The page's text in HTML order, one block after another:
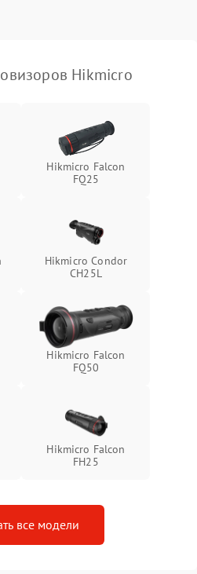
Hikmicro
Hikmicro Falcon
FQ25
Hikmicro Condor
CH25L
Hikmicro Falcon
FQ50
Hikmicro Falcon
FH25
все модели